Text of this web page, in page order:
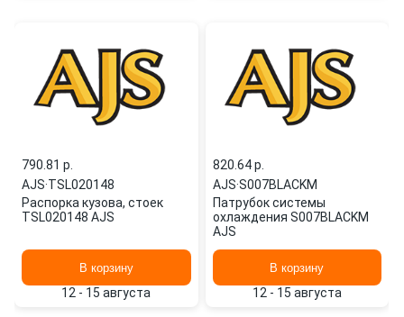
790.81 p.
AJS·TSL020148
Распорка кузова, стоек
TSL020148 AJS
В корзину
12 - 15 августа
820.64 p.
AJS·S007BLACKM
Патрубок системы
охлаждения S007BLACKM
AJS
В корзину
12 - 15 августа